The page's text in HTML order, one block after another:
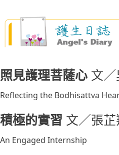
照見護理菩薩心文／
Reflecting the Bodhisattva
積極的實習 文／張芷
An Engaged Internship